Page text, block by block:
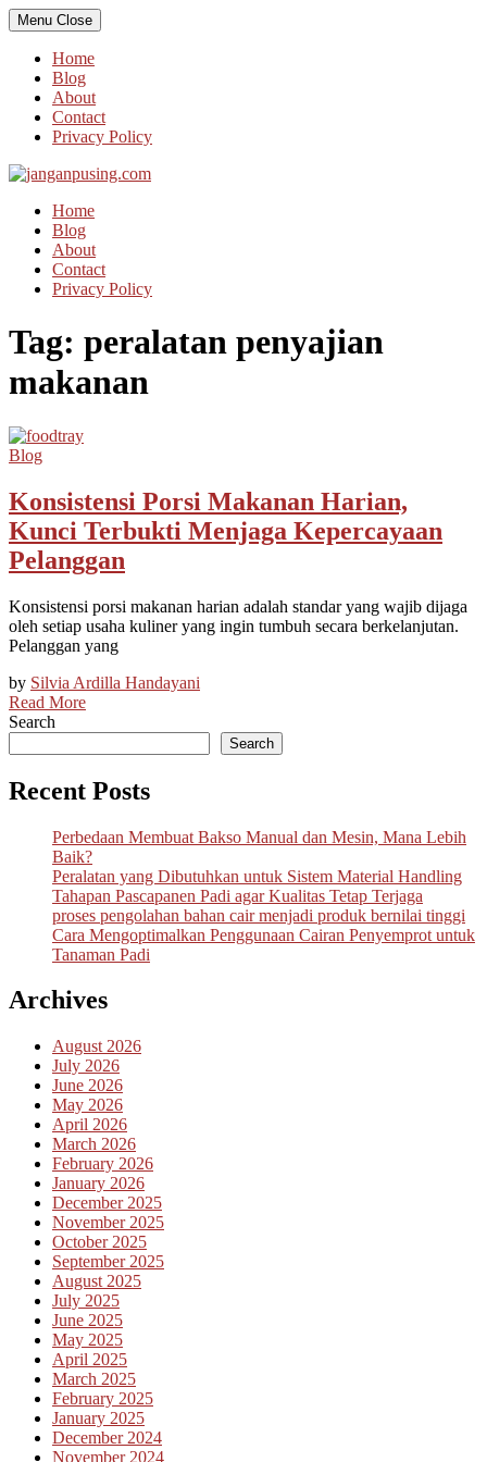
Skip
to
content
Menu Close
Home
Blog
About
Contact
Privacy Policy
Home
Blog
About
Contact
Privacy Policy
Tag: peralatan penyajian
makanan
Blog
Konsistensi Porsi Makanan Harian,
Kunci Terbukti Menjaga Kepercayaan
Pelanggan
Konsistensi porsi makanan harian adalah standar yang wajib dijaga
oleh setiap usaha kuliner yang ingin tumbuh secara berkelanjutan.
Pelanggan yang
by Silvia Ardilla Handayani
Read More
Search
Search
Recent Posts
Perbedaan Membuat Bakso Manual dan Mesin, Mana Lebih
Baik?
Peralatan yang Dibutuhkan untuk Sistem Material Handling
Tahapan Pascapanen Padi agar Kualitas Tetap Terjaga
proses pengolahan bahan cair menjadi produk bernilai tinggi
Cara Mengoptimalkan Penggunaan Cairan Penyemprot untuk
Tanaman Padi
Archives
August 2026
July 2026
June 2026
May 2026
April 2026
March 2026
February 2026
January 2026
December 2025
November 2025
October 2025
September 2025
August 2025
July 2025
June 2025
May 2025
April 2025
March 2025
February 2025
January 2025
December 2024
November 2024